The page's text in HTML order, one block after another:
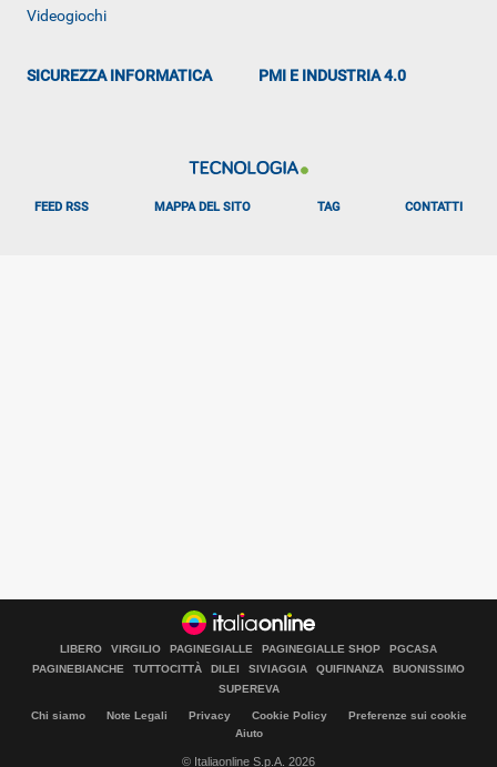
Videogiochi
SICUREZZA INFORMATICA PMI E INDUSTRIA 4.0
FEED RSS MAPPA DEL SITO TAG CONTATTI
LIBERO VIRGILIO PAGINEGIALLE PAGINEGIALLE SHOP
PGCASA
PAGINEBIANCHE
TUTTOCITTÀ DILEI SIVIAGGIA QUIFINANZA
BUONISSIMO
SUPEREVA
Chi siamo Note Legali Privacy Cookie Policy
Preferenze sui cookie
Aiuto
© Italiaonline S.p.A. 2026